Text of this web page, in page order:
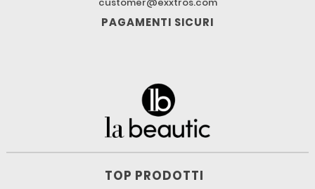
PAGAMENTI SICURI
TOP PRODOTTI